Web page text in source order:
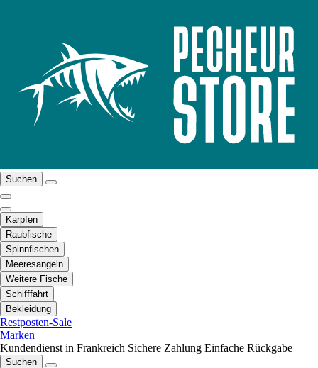
Suchen
Karpfen
Raubfische
Spinnfischen
Meeresangeln
Weitere Fische
Schifffahrt
Bekleidung
Restposten-Sale
Marken
Kundendienst in Frankreich Sichere Zahlung Einfache Rückgabe
Suchen